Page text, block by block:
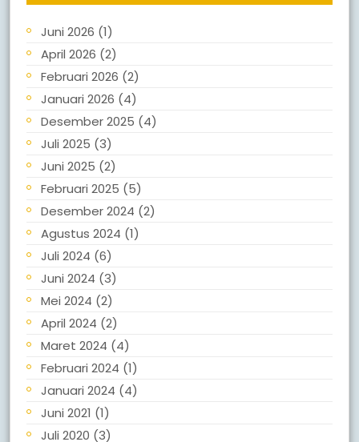
Juni 2026 (1)
April 2026 (2)
Februari 2026 (2)
Januari 2026 (4)
Desember 2025 (4)
Juli 2025 (3)
Juni 2025 (2)
Februari 2025 (5)
Desember 2024 (2)
Agustus 2024 (1)
Juli 2024 (6)
Juni 2024 (3)
Mei 2024 (2)
April 2024 (2)
Maret 2024 (4)
Februari 2024 (1)
Januari 2024 (4)
Juni 2021 (1)
Juli 2020 (3)